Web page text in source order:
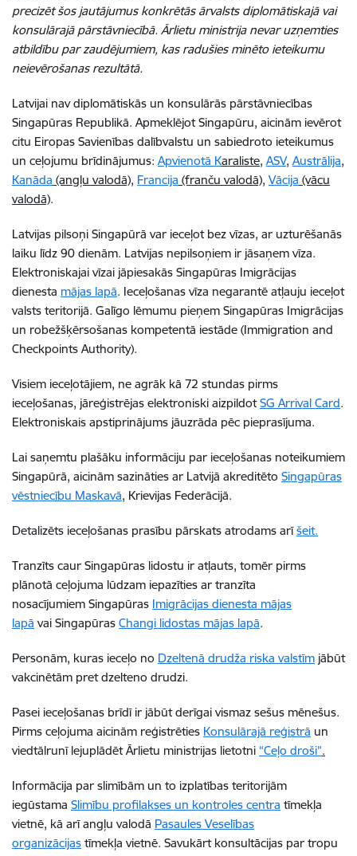
precizēt šos jautājumus konkrētās ārvalsts diplomātiskajā vai
konsulārajā pārstāvniecībā. Ārlietu ministrija nevar uzņemties
atbildību par zaudējumiem, kas radušies minēto ieteikumu
neievērošanas rezultātā.
Latvijai navdiplomātiskās un konsulārās pārstāvniecības
Singapūras Republikā. Apmeklējot Singapūru, aicinām ievērot
citu Eiropas Savienības dalībvalstu un sabiedroto ieteikumus
un ceļojumu brīdinājumus: Apvienotā Karaliste, ASV, Austrālija,
Kanāda (angļu valodā), Francija (franču valodā), Vācija (vācu
valodā).
Latvijas pilsoņi Singapūrā var ieceļot bez vīzas, ar uzturēšanās
laiku līdz 90 dienām. Latvijas nepilsoņiem ir jāsaņem vīza.
Elektroniskajai vīzai jāpiesakās Singapūras Imigrācijas
dienesta mājas lapā. Ieceļošanas vīza negarantē atļauju ieceļot
valsts teritorijā. Galīgo lēmumu pieņem Singapūras Imigrācijas
un robežšķērsošanas kompetentā iestāde (Immigration and
Checkpoints Authority).
Visiem ieceļotājiem, ne agrāk kā 72 stundas pirms
ieceļošanas, jāreģistrējas elektroniski aizpildotSG Arrival Card.
Elektroniskais apstiprinājums jāuzrāda pēc pieprasījuma.
Lai saņemtu plašāku informāciju par ieceļošanas noteikumiem
Singapūrā, aicinām sazināties ar Latvijā akreditēto Singapūras
vēstniecību Maskavā, Krievijas Federācijā.
Detalizēts ieceļošanas prasību pārskats atrodams arīšeit.
Tranzīts caur Singapūras lidostu ir atļauts, tomēr pirms
plānotā ceļojuma lūdzam iepazīties ar tranzīta
nosacījumiem Singapūras Imigrācijas dienesta mājas
lapā vai Singapūras Changi lidostas mājas lapā.
Personām, kuras ieceļo no Dzeltenā drudža riska valstīm jābūt
vakcinētām pret dzelteno drudzi.
Pasei ieceļošanas brīdī ir jābūt derīgai vismaz sešus mēnešus.
Pirms ceļojuma aicinām reģistrēties Konsulārajā reģistrā un
viedtālrunī lejuplādēt Ārlietu ministrijas lietotni “Ceļo droši”.
Informācija par slimībām un to izplatības teritorijām
iegūstama Slimību profilakses un kontroles centra tīmekļa
vietnē, kā arī angļu valodā Pasaules Veselības
organizācijas tīmekļa vietnē. Savukārt konsultācijas par tropu